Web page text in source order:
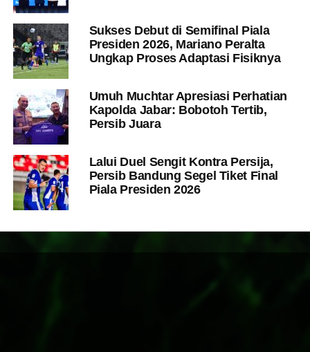
Sukses Debut di Semifinal Piala
Presiden 2026, Mariano Peralta
Ungkap Proses Adaptasi Fisiknya
Umuh Muchtar Apresiasi Perhatian
Kapolda Jabar: Bobotoh Tertib,
Persib Juara
Lalui Duel Sengit Kontra Persija,
Persib Bandung Segel Tiket Final
Piala Presiden 2026